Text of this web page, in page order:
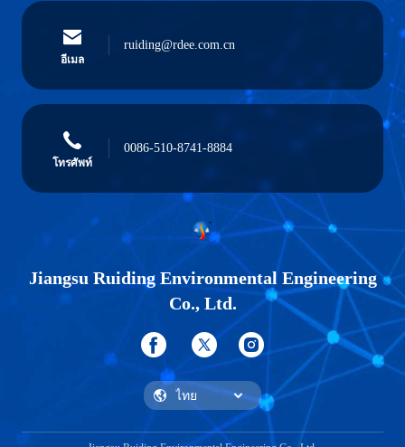
อีเมล
ruiding@rdee.com.cn
โทรศัพท์
0086-510-8741-8884
Jiangsu Ruiding Environmental Engineering
Co., Ltd.